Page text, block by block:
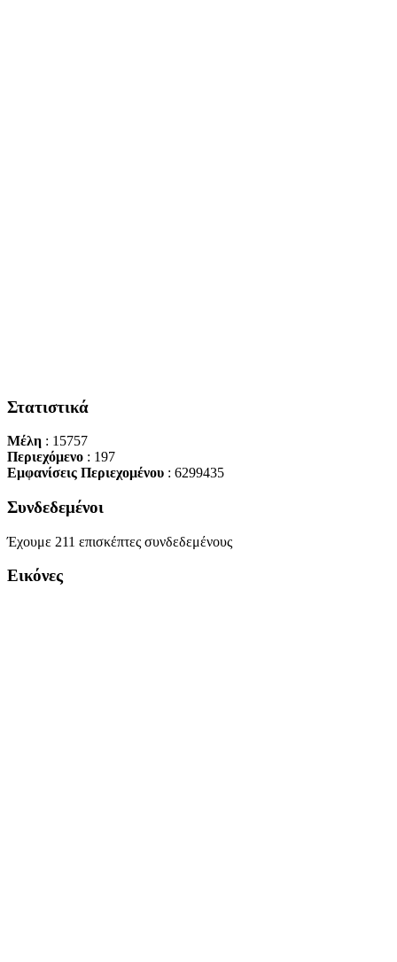
Στατιστικά
Μέλη : 15757
Περιεχόμενο : 197
Εμφανίσεις Περιεχομένου : 6299435
Συνδεδεμένοι
Έχουμε 211 επισκέπτες συνδεδεμένους
Εικόνες